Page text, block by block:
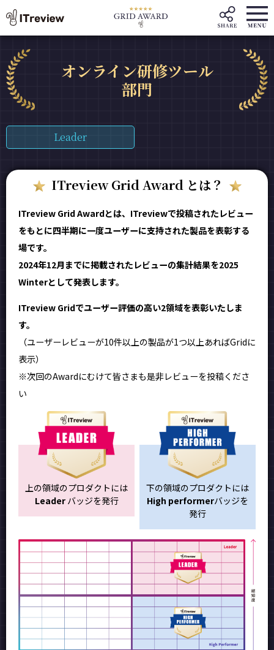
オンライン研修ツール
部門
Leader
ITreview Grid Award とは？
ITreview Grid Awardとは、ITreviewで投稿されたレビュー
をもとに四半期に一度ユーザーに支持された製品を表彰する
場です。
2024年12月までに掲載されたレビューの集計結果を2025
Winterとして発表します。
ITreview Gridでユーザー評価の高い2領域を表彰いたしま
す。
（ユーザーレビューが10件以上の製品が1つ以上あればGridに
表示）
※次回のAwardにむけて皆さまも是非レビューを投稿くださ
い
上の領域のプロダクトには
Leaderバッジを発行
下の領域のプロダクトには
High performerバッジを
発行